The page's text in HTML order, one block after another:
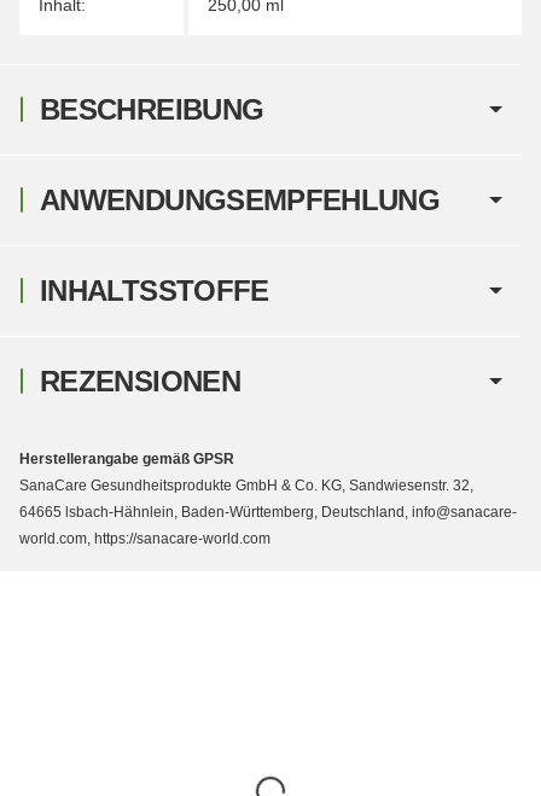
Inhalt: 250,00 ml
BESCHREIBUNG
ANWENDUNGSEMPFEHLUNG
INHALTSSTOFFE
REZENSIONEN
Herstellerangabe gemäß GPSR
SanaCare Gesundheitsprodukte GmbH & Co. KG, Sandwiesenstr. 32,
64665 lsbach-Hähnlein, Baden-Württemberg, Deutschland, info@sanacare-
world.com, https://sanacare-world.com